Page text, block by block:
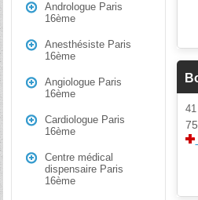
Andrologue Paris
16ème
Anesthésiste Paris
16ème
Angiologue Paris
16ème
Cardiologue Paris
16ème
Centre médical
dispensaire Paris
16ème